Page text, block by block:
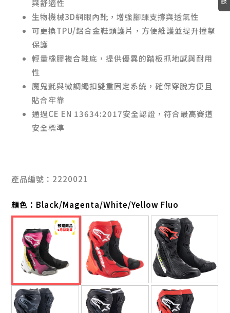
與舒適性
生物機械3D網眼內靴，增強腳踝支撐與透氣性
可更換TPU/鋁合金鞋頭護片，方便維護並提升撞擊
保護
輕量橡膠複合鞋底，提供優異的踏板抓地感與耐用
性
魔鬼氈與微調繩扣雙重固定系統，確保穿脫方便且
貼合牢靠
通過CE EN 13634:2017安全認證，符合最高賽道
安全標準
產品編號：2220021
顏色： Black/Magenta/White/Yellow Fluo